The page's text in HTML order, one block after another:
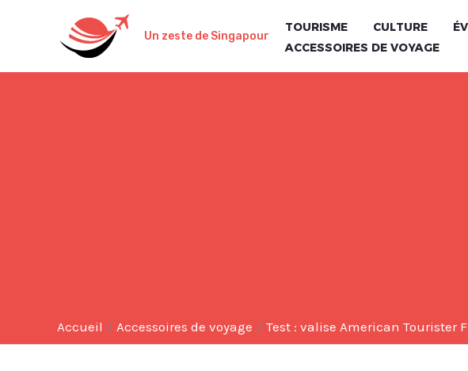
Un zeste de Singapour
TOURISME CULTURE
ACCESSOIRES DE VOYAGE
Accueil Accessoires de voyage Test : valise American Tourister